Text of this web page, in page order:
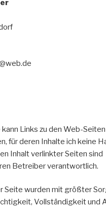
Links zu den Web-
für deren Inhalte ich keine
Inhalt verlinkter Seiten sind
Betreiber verantwortlich.
Seite wurden mit größter
Vollständigkeit und